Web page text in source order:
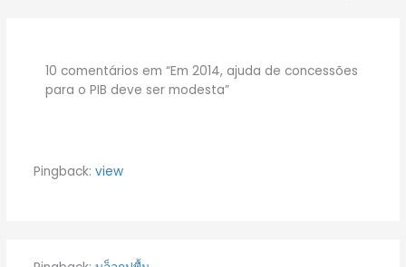
10 comentários em “Em 2014, ajuda de concessões
para o PIB deve ser modesta”
Pingback: view